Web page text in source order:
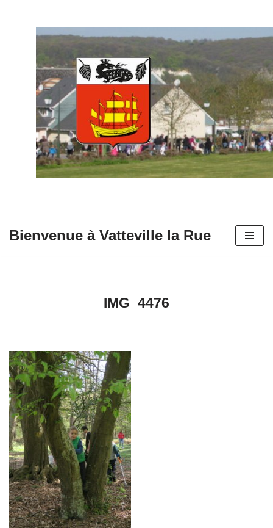
contenu
Bienvenue à Vatteville la Rue
IMG_4476